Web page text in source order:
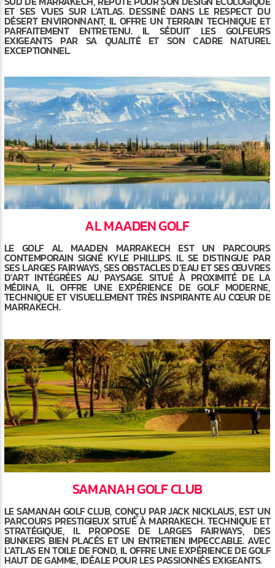
ET SES VUES SUR L’ATLAS. DESSINÉ DANS LE RESPECT DU
DÉSERT ENVIRONNANT, IL OFFRE UN TERRAIN TECHNIQUE ET
PARFAITEMENT ENTRETENU. IL SÉDUIT LES GOLFEURS
EXIGEANTS PAR SA QUALITÉ ET SON CADRE NATUREL
EXCEPTIONNEL.
AL MAADEN GOLF
LE GOLF AL MAADEN MARRAKECH EST UN PARCOURS
CONTEMPORAIN SIGNÉ KYLE PHILLIPS. IL SE DISTINGUE PAR
SES LARGES FAIRWAYS, SES OBSTACLES D’EAU ET SES ŒUVRES
D’ART INTÉGRÉES AU PAYSAGE. SITUÉ À PROXIMITÉ DE LA
MÉDINA, IL OFFRE UNE EXPÉRIENCE DE GOLF MODERNE,
TECHNIQUE ET VISUELLEMENT TRÈS INSPIRANTE AU CŒUR DE
MARRAKECH.
SAMANAH GOLF CLUB
LE SAMANAH GOLF CLUB, CONÇU PAR JACK NICKLAUS, EST UN
PARCOURS PRESTIGIEUX SITUÉ À MARRAKECH. TECHNIQUE ET
STRATÉGIQUE, IL PROPOSE DE LARGES FAIRWAYS, DES
BUNKERS BIEN PLACÉS ET UN ENTRETIEN IMPECCABLE. AVEC
L’ATLAS EN TOILE DE FOND, IL OFFRE UNE EXPÉRIENCE DE GOLF
HAUT DE GAMME, IDÉALE POUR LES PASSIONNÉS EXIGEANTS.